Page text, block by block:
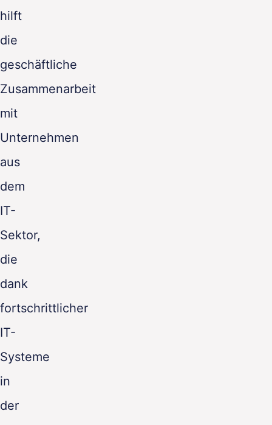
hilft
die
geschäftliche
Zusammenarbeit
mit
Unternehmen
aus
dem
IT-
Sektor,
die
dank
fortschrittlicher
IT-
Systeme
in
der